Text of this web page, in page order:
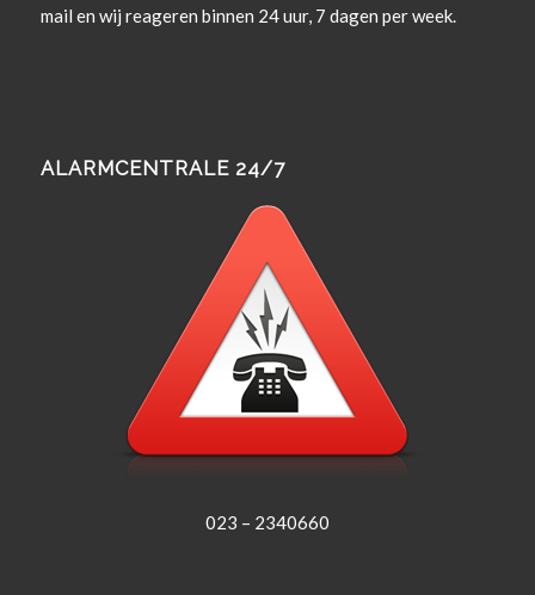
mail en wij rea­geren bin­nen 24 uur, 7 dagen per week.
ALARMCENTRALE 24/7
023 – 2340660